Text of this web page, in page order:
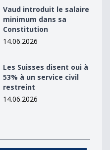
dans sa
Vaud introduit le salaire
minimum dans sa
Constitution
14.06.2026
à un service civil restreint
Les Suisses disent oui à
53% à un service civil
restreint
14.06.2026